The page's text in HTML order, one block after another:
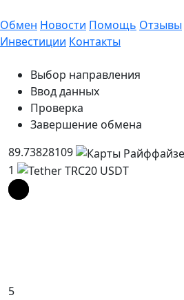
Обмен Новости Помощь Отзывы
Инвестиции Контакты
Выбор направления
Ввод данных
Проверка
Завершение обмена
89.73828109
1
5